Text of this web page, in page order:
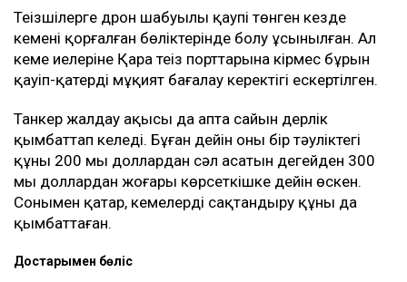
Теңізшілерге дрон шабуылы қаупі төнген кезде
кеменің қорғалған бөліктерінде болу ұсынылған. Ал
кеме иелеріне Қара теңіз порттарына кірмес бұрын
қауіп-қатерді мұқият бағалау керектігі ескертілген.
Танкер жалдау ақысы да апта сайын дерлік
қымбаттап келеді. Бұған дейін оның бір тәуліктегі
құны 200 мың доллардан сәл асатын деңгейден 300
мың доллардан жоғары көрсеткішке дейін өскен.
Сонымен қатар, кемелерді сақтандыру құны да
қымбаттаған.
Достарыңмен бөліс